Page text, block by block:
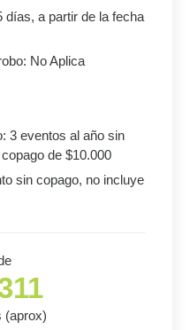
días, a partir de la fecha
No Aplica
3 eventos al año sin
de $10.000
sin copago, no incluye
(aprox)